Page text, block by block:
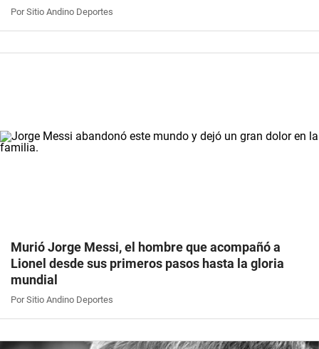
Por Sitio Andino Deportes
Murió Jorge Messi, el hombre que acompañó a
Lionel desde sus primeros pasos hasta la gloria
mundial
Por Sitio Andino Deportes